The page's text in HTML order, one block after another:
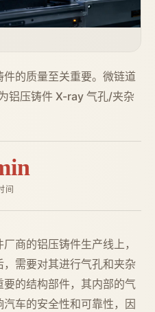
的质量至关重要。微链道
铝压铸件 X-ray 气孔/夹杂
间
商的铝压铸件生产线上，
需要对其进行气孔和夹杂
的结构部件，其内部的气
车的安全性和可靠性，因